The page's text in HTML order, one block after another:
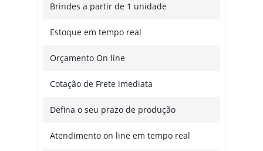
Brindes a partir de 1 unidade
Estoque em tempo real
Orçamento On line
Cotação de Frete imediata
Defina o seu prazo de produção
Atendimento on line em tempo real